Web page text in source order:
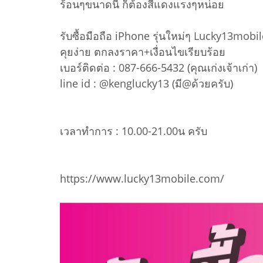
ร้อนๆขนาดนี้ ก็ต้องสีแดงแรงๆหน่อย
รับซื้อมือถือ iPhone รุ่นใหม่ๆ
คุยง่าย ตกลงราคา+เงื่อนไขเรียบร้อย
เบอร์ติดต่อ : 087-666-5432 (คุณเก่งเจ้าเก่า)
line id : @kenglucky13 (มี@ด้วยครับ)
เวลาทำการ : 10.00-21.00น ครับ
https://www.lucky13mobile.com/